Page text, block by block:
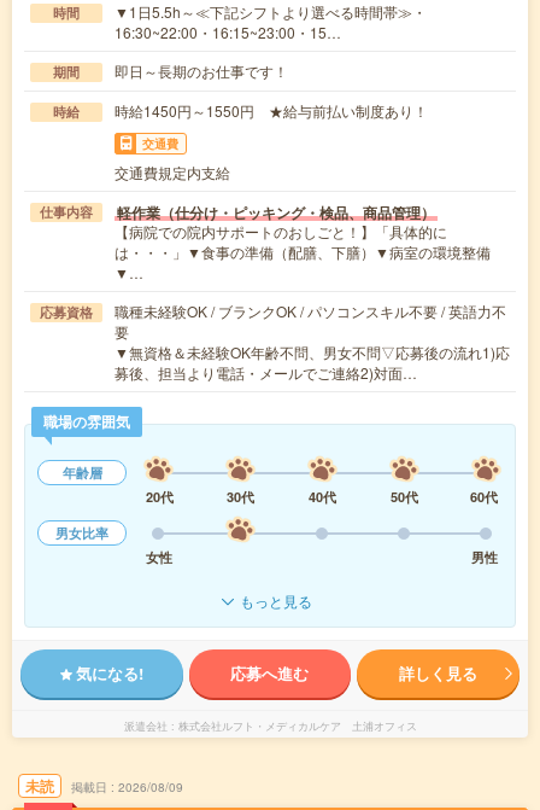
時間
▼1日5.5h～≪下記シフトより選べる時間帯≫・
16:30~22:00・16:15~23:00・15…
期間 即日～長期のお仕事です！
時給 時給1450円～1550円 ★給与前払い制度あり！
交通費
交通費規定内支給
仕事内容 軽作業（仕分け・ピッキング・検品、商品管理）
【病院での院内サポートのおしごと！】「具体的に
は・・・」▼食事の準備（配膳、下膳）▼病室の環境整備
▼…
応募資格
職種未経験OK / ブランクOK / パソコンスキル不要 / 英語力不
要
▼無資格＆未経験OK年齢不問、男女不問▽応募後の流れ1)応
募後、担当より電話・メールでご連絡2)対面…
職場の雰囲気
年齢層
20代
30代 40代 50代
60代
男女比率
女性
男性
もっと見る
気になる! 応募へ進む 詳しく見る
派遣会社 株式会社ルフト・メディカルケア 土浦オフィス
未読 掲載日 2026/08/09